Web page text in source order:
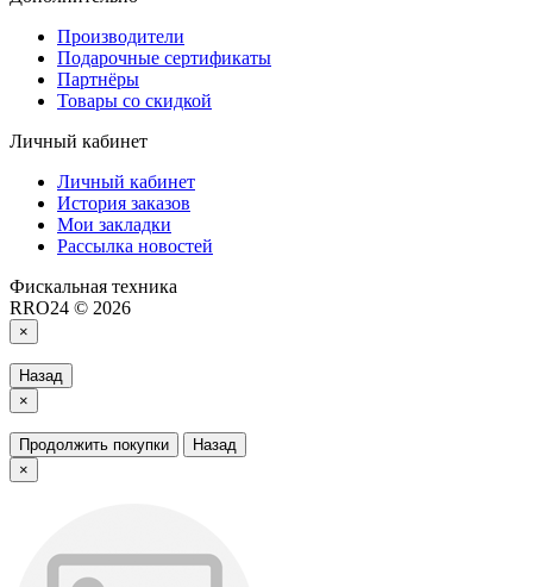
Производители
Подарочные сертификаты
Партнёры
Товары со скидкой
Личный кабинет
Личный кабинет
История заказов
Мои закладки
Рассылка новостей
Фискальная техника
RRO24 © 2026
×
Назад
×
Продолжить покупки
Назад
×